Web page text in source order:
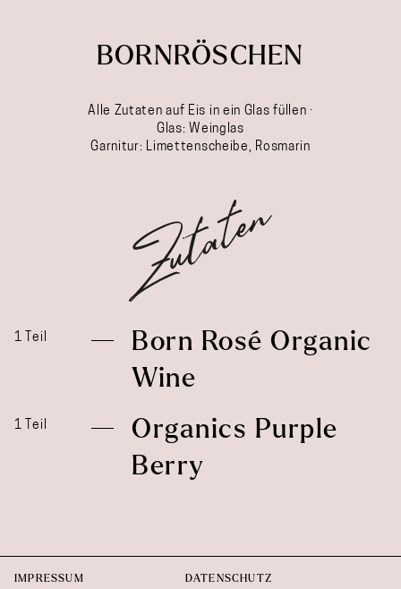
BORNRÖSCHEN
Alle Zutaten auf Eis in ein Glas füllen ·
Glas: Weinglas
Garnitur: Limettenscheibe, Rosmarin
1 Teil
Born Rosé Organic
Wine
1 Teil
Organics Purple
Berry
IMPRESSUM
DATENSCHUTZ